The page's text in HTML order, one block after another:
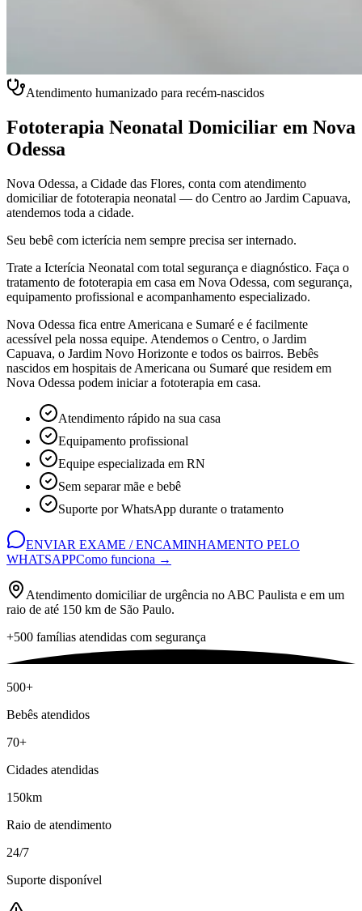
Atendimento humanizado para recém-nascidos
Fototerapia Neonatal Domiciliar em Nova
Odessa
Nova Odessa, a Cidade das Flores, conta com atendimento
domiciliar de fototerapia neonatal — do Centro ao Jardim Capuava,
atendemos toda a cidade.
Seu bebê com icterícia nem sempre precisa ser internado.
Trate a Icterícia Neonatal com total segurança e diagnóstico. Faça o
tratamento de fototerapia em casa em Nova Odessa, com segurança,
equipamento profissional e acompanhamento especializado.
Nova Odessa fica entre Americana e Sumaré e é facilmente
acessível pela nossa equipe. Atendemos o Centro, o Jardim
Capuava, o Jardim Novo Horizonte e todos os bairros. Bebês
nascidos em hospitais de Americana ou Sumaré que residem em
Nova Odessa podem iniciar a fototerapia em casa.
Atendimento rápido na sua casa
Equipamento profissional
Equipe especializada em RN
Sem separar mãe e bebê
Suporte por WhatsApp durante o tratamento
ENVIAR EXAME / ENCAMINHAMENTO PELO
WHATSAPPComo funciona →
Atendimento domiciliar de urgência no ABC Paulista e em um
raio de até 150 km de São Paulo.
+500 famílias atendidas com segurança
500+
Bebês atendidos
70+
Cidades atendidas
150km
Raio de atendimento
24/7
Suporte disponível